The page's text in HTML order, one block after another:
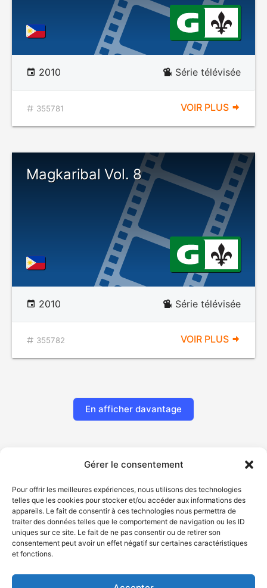
Gérer le consentement
Pour offrir les meilleures expériences, nous utilisons des technologies
telles que les cookies pour stocker et/ou accéder aux informations des
appareils. Le fait de consentir à ces technologies nous permettra de
traiter des données telles que le comportement de navigation ou les ID
uniques sur ce site. Le fait de ne pas consentir ou de retirer son
consentement peut avoir un effet négatif sur certaines caractéristiques
et fonctions.
2010 Série télévisée
355781 VOIR PLUS
Magkaribal Vol. 8
2010 Série télévisée
355782 VOIR PLUS
En afficher davantage
© Gouvernement du Québec, 2026
Plan du site